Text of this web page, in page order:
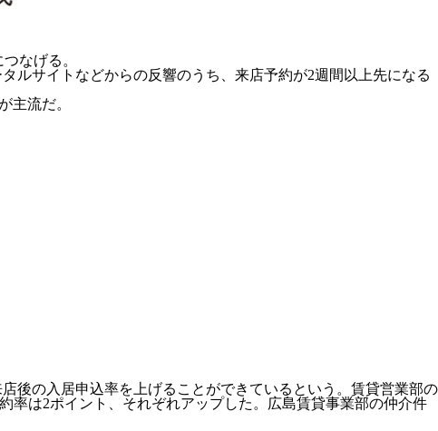
なげる。
ルサイトなどからの反響のうち、来店予約が2週間以上先になる
主流だ。
後の入居申込率を上げることができているという。賃貸営業部の
率は2ポイント、それぞれアップした。広島賃貸事業部の仲介件